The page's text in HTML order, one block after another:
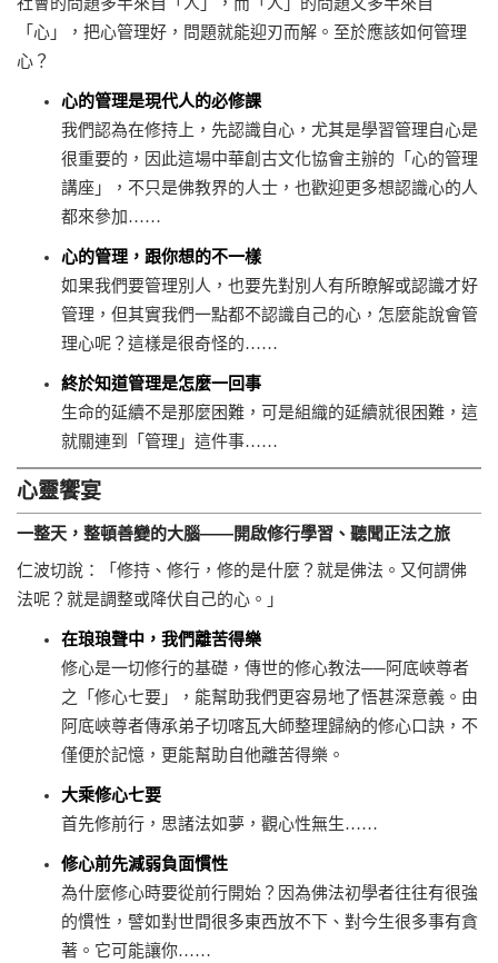
「心」，把心管理好，問題就能迎刃而解。至於應該如何管理
心？
心的管理是現代人的必修課
我們認為在修持上，先認識自心，尤其是學習管理自心是
很重要的，因此這場中華創古文化協會主辦的「心的管理
講座」，不只是佛教界的人士，也歡迎更多想認識心的人
都來參加……
心的管理，跟你想的不一樣
如果我們要管理別人，也要先對別人有所瞭解或認識才好
管理，但其實我們一點都不認識自己的心，怎麼能說會管
理心呢？這樣是很奇怪的……
終於知道管理是怎麼一回事
生命的延續不是那麼困難，可是組織的延續就很困難，這
就關連到「管理」這件事……
心靈饗宴
一整天，整頓善變的大腦——開啟修行學習、聽聞正法之旅
仁波切說：「修持、修行，修的是什麼？就是佛法。又何謂佛
法呢？就是調整或降伏自己的心。」
在琅琅聲中，我們離苦得樂
修心是一切修行的基礎，傳世的修心教法──阿底峽尊者
之「修心七要」，能幫助我們更容易地了悟甚深意義。由
阿底峽尊者傳承弟子切喀瓦大師整理歸納的修心口訣，不
僅便於記憶，更能幫助自他離苦得樂。
大乘修心七要
首先修前行，思諸法如夢，觀心性無生……
修心前先減弱負面慣性
為什麼修心時要從前行開始？因為佛法初學者往往有很強
的慣性，譬如對世間很多東西放不下、對今生很多事有貪
著。它可能讓你……